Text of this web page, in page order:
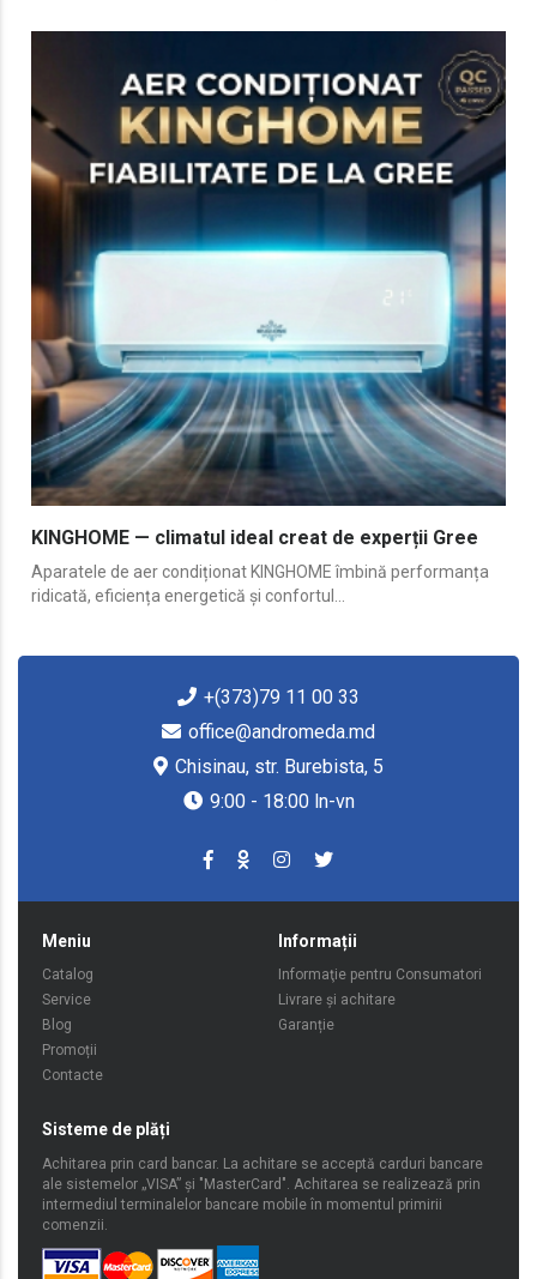
KINGHOME — climatul ideal creat de experții Gree
Aparatele de aer condiționat KINGHOME îmbină performanța
ridicată, eficiența energetică și confortul...
+(373)79 11 00 33
office@andromeda.md
Chisinau, str. Burebista, 5
9:00 - 18:00 ln-vn
Meniu
Catalog
Service
Blog
Promoții
Contacte
Informații
Informaţie pentru Consumatori
Livrare şi achitare
Garanție
Sisteme de plăți
Achitarea prin card bancar. La achitare se acceptă carduri bancare
ale sistemelor „VISA” şi "MasterCard". Achitarea se realizează prin
intermediul terminalelor bancare mobile în momentul primirii
comenzii.